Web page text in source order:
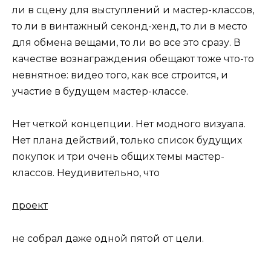
ли в сцену для выступлений и мастер-классов,
то ли в винтажный секонд-хенд, то ли в место
для обмена вещами, то ли во все это сразу. В
качестве вознаграждения обещают тоже что-то
невнятное: видео того, как все строится, и
участие в будущем мастер-классе.
Нет четкой концепции. Нет модного визуала.
Нет плана действий, только список будущих
покупок и три очень общих темы мастер-
классов. Неудивительно, что
проект
не собрал даже одной пятой от цели.